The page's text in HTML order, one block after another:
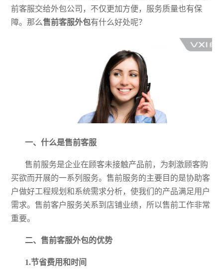
前客服交给外包公司，不仅更加方便，服务质量也有保
障。那么售前客服外包有什么好处呢？
一、什么是售前客服
售前服务是企业在顾客未接触产品前，为刺激顾客购
买欲而开展的一系列服务。售前服务的主要目的是协助客
户做好工程规划和系统需求分析，使我们的产品满足用户
需求。售前客户服务关系到店铺业绩，所以售前工作非常
重要。
二、售前客服外包的优势
1.节省费用和时间